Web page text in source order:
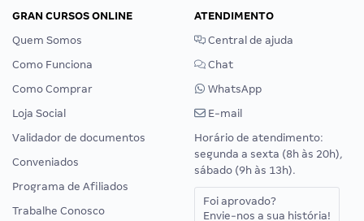
GRAN CURSOS ONLINE
Quem Somos
Como Funciona
Como Comprar
Loja Social
Validador de documentos
Conveniados
Programa de Afiliados
Trabalhe Conosco
ATENDIMENTO
Central de ajuda
Chat
WhatsApp
E-mail
Horário de atendimento:
segunda a sexta (8h às 20h),
sábado (9h às 13h).
Foi aprovado?
Envie-nos a sua história!